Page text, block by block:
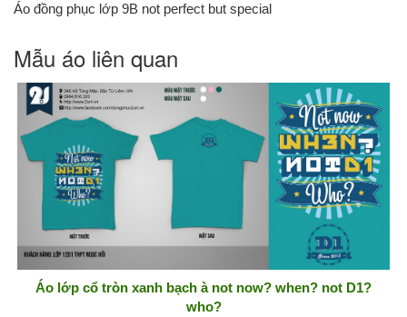
Áo đồng phục lớp 9B not perfect but special
Mẫu áo liên quan
Áo lớp cổ tròn xanh bạch à not now? when? not D1?
who?